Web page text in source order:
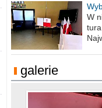
W
galerie
Sylwester
Sylwester
Sylwester Loft